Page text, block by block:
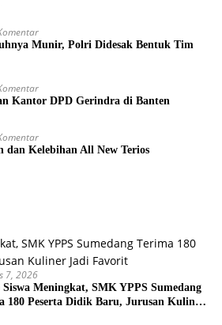
Munir, Polri Didesak Bentuk Tim
Kantor DPD Gerindra di Banten
dan Kelebihan All New Terios
7, 2026
Meningkat, SMK YPPS Sumedang
180 Peserta Didik Baru, Jurusan Kuliner